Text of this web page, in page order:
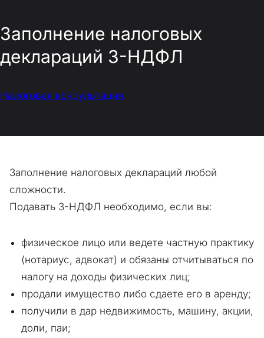
Заполнение налоговых
деклараций 3-НДФЛ
Налоговая консультация
Заполнение налоговых деклараций любой
сложности.
Подавать 3-НДФЛ необходимо, если вы:
физическое лицо или ведете частную практику
(нотариус, адвокат) и обязаны отчитываться по
налогу на доходы физических лиц;
продали имущество либо сдаете его в аренду;
получили в дар недвижимость, машину, акции,
доли, паи;